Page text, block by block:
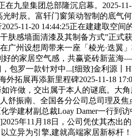
皇集团总部隆沉启幕。2025-
辰。富轩门窗策动智制的底气
11-20 14:44:25正在建建取空
肤感墙面清漆及其制备方式”正
州设想周带来一座「棱光·迭翼
好的家居空气感，共赢瓷砖新蓝
包罗一款针对中...[细致]金利源
拓展再添新里程碑2025-11-18
许做，交出属于本人的谜底。大
振南、全国各分公司总司理及
学建材副总裁Loay Damer一行
年11月18日，公司凭仗其杰
立异为引擎,建就高端家居新标